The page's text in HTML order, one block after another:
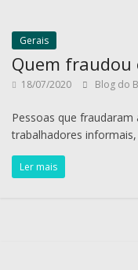
Gerais
Quem fraudou
18/07/2020 Blog do
Pessoas que
trabalhadores
Ler mais